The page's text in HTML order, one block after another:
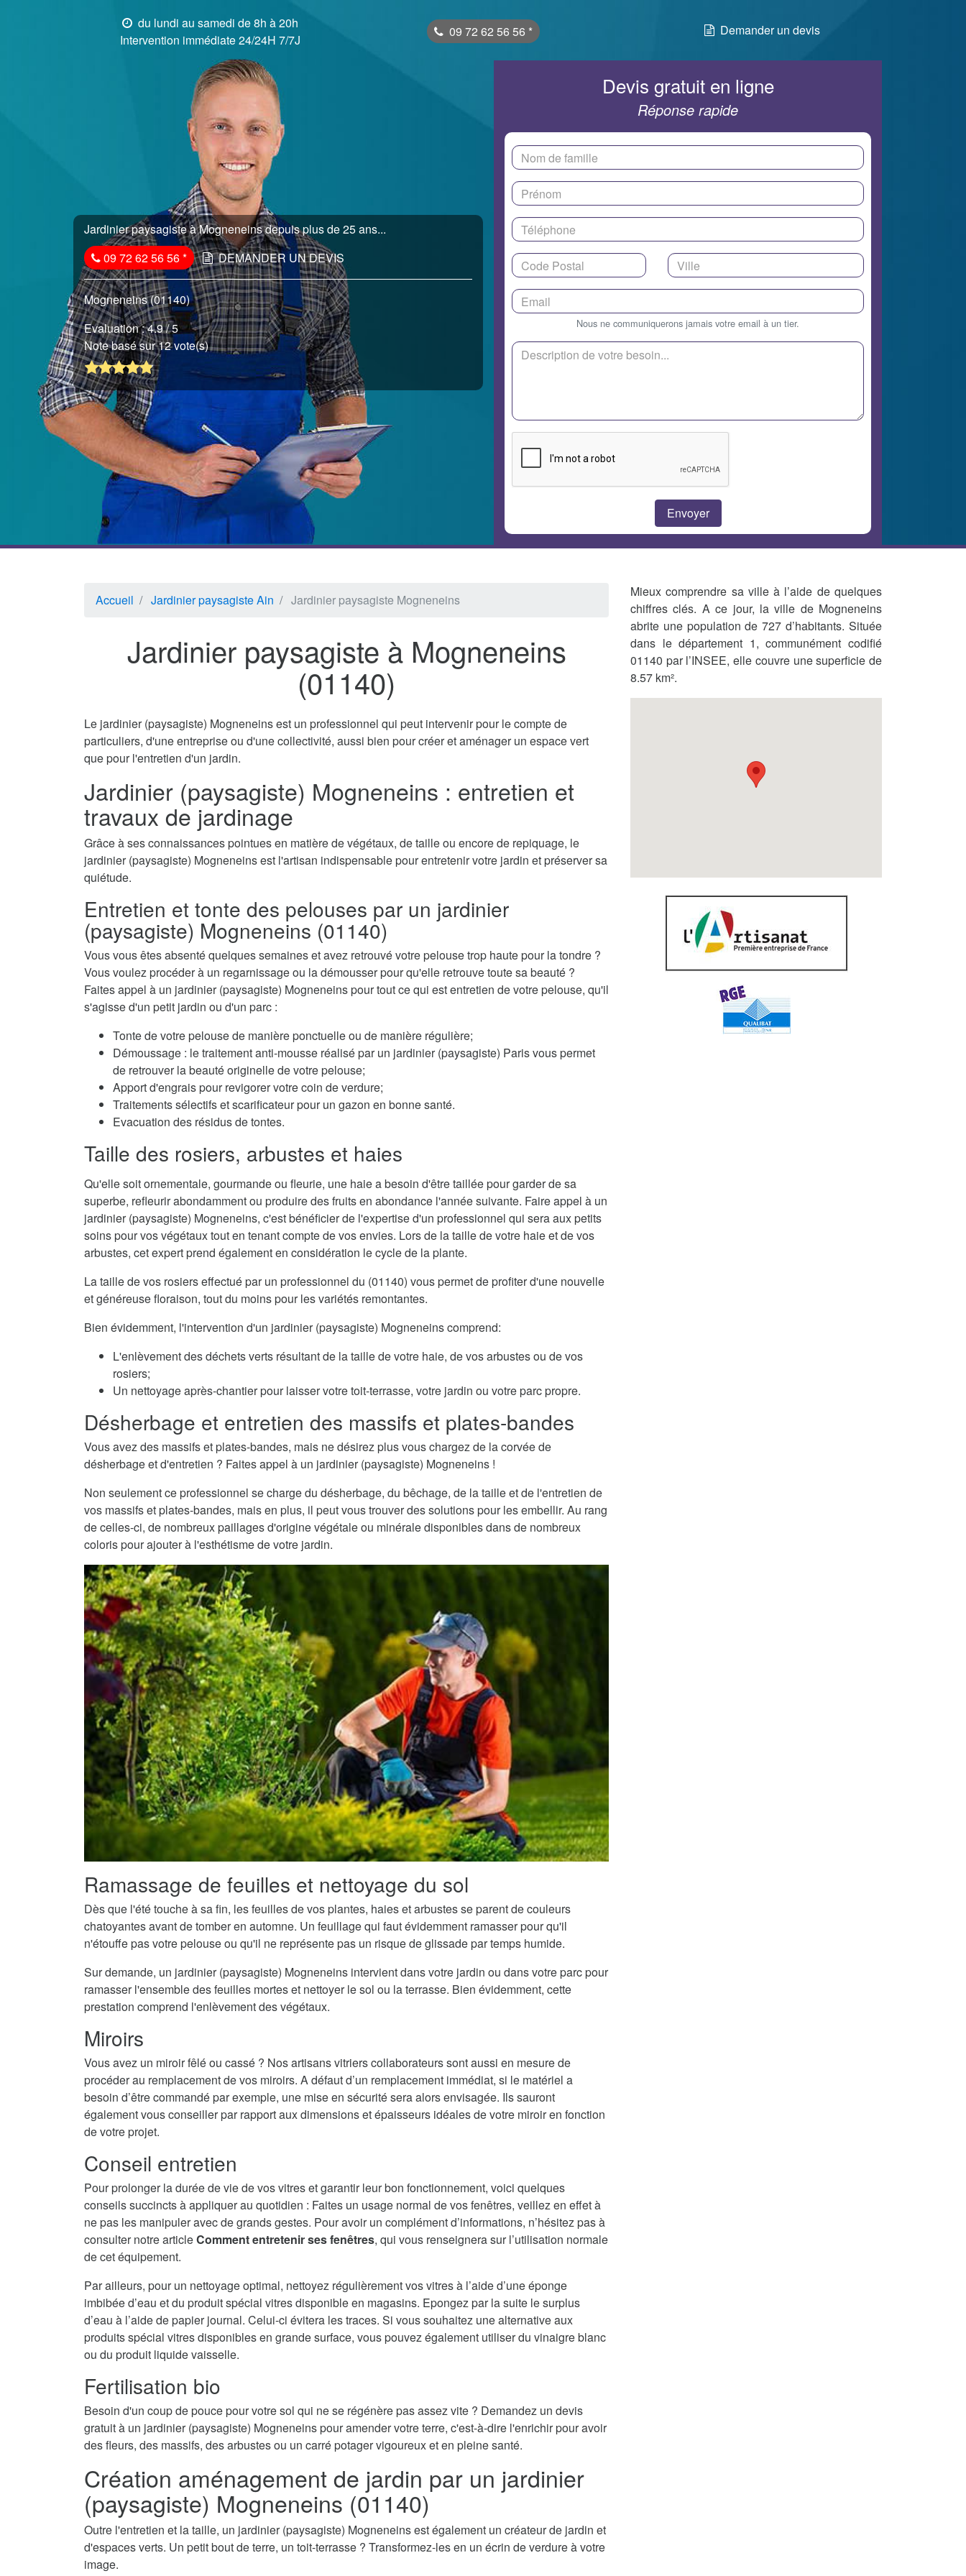
du lundi au samedi de 8h à 20h
Intervention immédiate 24/24H 7/7J
09 72 62 56 56 * Demander un devis
Jardinier paysagiste à Mogneneins depuis plus de 25 ans...
09 72 62 56 56* DEMANDER UN DEVIS
Mogneneins (01140)
Evaluation :4.9/ 5
Note basé sur 12 vote(s)
Devis gratuit en ligne
Réponse rapide
Nous ne communiquerons jamais votre email à un tier.
Accueil Jardinier paysagiste Ain Jardinier paysagiste Mogneneins
Jardinier paysagiste à Mogneneins
(01140)
Le jardinier (paysagiste) Mogneneins est un professionnel qui peut intervenir pour le compte de
particuliers, d'une entreprise ou d'une collectivité, aussi bien pour créer et aménager un espace vert
que pour l'entretien d'un jardin.
Jardinier (paysagiste) Mogneneins : entretien et
travaux de jardinage
Grâce à ses connaissances pointues en matière de végétaux, de taille ou encore de repiquage, le
jardinier (paysagiste) Mogneneins est l'artisan indispensable pour entretenir votre jardin et préserver sa
quiétude.
Entretien et tonte des pelouses par un jardinier
(paysagiste) Mogneneins (01140)
Vous vous êtes absenté quelques semaines et avez retrouvé votre pelouse trop haute pour la tondre ?
Vous voulez procéder à un regarnissage ou la démousser pour qu'elle retrouve toute sa beauté ?
Faites appel à un jardinier (paysagiste) Mogneneins pour tout ce qui est entretien de votre pelouse, qu'il
s'agisse d'un petit jardin ou d'un parc :
Tonte de votre pelouse de manière ponctuelle ou de manière régulière;
Démoussage : le traitement anti-mousse réalisé par un jardinier (paysagiste) Paris vous permet
de retrouver la beauté originelle de votre pelouse;
Apport d'engrais pour revigorer votre coin de verdure;
Traitements sélectifs et scarificateur pour un gazon en bonne santé.
Evacuation des résidus de tontes.
Taille des rosiers, arbustes et haies
Qu'elle soit ornementale, gourmande ou fleurie, une haie a besoin d'être taillée pour garder de sa
superbe, refleurir abondamment ou produire des fruits en abondance l'année suivante. Faire appel à un
jardinier (paysagiste) Mogneneins, c'est bénéficier de l'expertise d'un professionnel qui sera aux petits
soins pour vos végétaux tout en tenant compte de vos envies. Lors de la taille de votre haie et de vos
arbustes, cet expert prend également en considération le cycle de la plante.
La taille de vos rosiers effectué par un professionnel du (01140) vous permet de profiter d'une nouvelle
et généreuse floraison, tout du moins pour les variétés remontantes.
Bien évidemment, l'intervention d'un jardinier (paysagiste) Mogneneins comprend:
L'enlèvement des déchets verts résultant de la taille de votre haie, de vos arbustes ou de vos
rosiers;
Un nettoyage après-chantier pour laisser votre toit-terrasse, votre jardin ou votre parc propre.
Désherbage et entretien des massifs et plates-bandes
Vous avez des massifs et plates-bandes, mais ne désirez plus vous chargez de la corvée de
désherbage et d'entretien ? Faites appel à un jardinier (paysagiste) Mogneneins !
Non seulement ce professionnel se charge du désherbage, du bêchage, de la taille et de l'entretien de
vos massifs et plates-bandes, mais en plus, il peut vous trouver des solutions pour les embellir. Au rang
de celles-ci, de nombreux paillages d'origine végétale ou minérale disponibles dans de nombreux
coloris pour ajouter à l'esthétisme de votre jardin.
Ramassage de feuilles et nettoyage du sol
Dès que l'été touche à sa fin, les feuilles de vos plantes, haies et arbustes se parent de couleurs
chatoyantes avant de tomber en automne. Un feuillage qui faut évidemment ramasser pour qu'il
n'étouffe pas votre pelouse ou qu'il ne représente pas un risque de glissade par temps humide.
Sur demande, un jardinier (paysagiste) Mogneneins intervient dans votre jardin ou dans votre parc pour
ramasser l'ensemble des feuilles mortes et nettoyer le sol ou la terrasse. Bien évidemment, cette
prestation comprend l'enlèvement des végétaux.
Miroirs
Vous avez un miroir fêlé ou cassé ? Nos artisans vitriers collaborateurs sont aussi en mesure de
procéder au remplacement de vos miroirs. A défaut d’un remplacement immédiat, si le matériel a
besoin d’être commandé par exemple, une mise en sécurité sera alors envisagée. Ils sauront
également vous conseiller par rapport aux dimensions et épaisseurs idéales de votre miroir en fonction
de votre projet.
Conseil entretien
Pour prolonger la durée de vie de vos vitres et garantir leur bon fonctionnement, voici quelques
conseils succincts à appliquer au quotidien : Faites un usage normal de vos fenêtres, veillez en effet à
ne pas les manipuler avec de grands gestes. Pour avoir un complément d’informations, n’hésitez pas à
consulter notre articleComment entretenir ses fenêtres, qui vous renseignera sur l’utilisation normale
de cet équipement.
Par ailleurs, pour un nettoyage optimal, nettoyez régulièrement vos vitres à l’aide d’une éponge
imbibée d’eau et du produit spécial vitres disponible en magasins. Epongez par la suite le surplus
d’eau à l’aide de papier journal. Celui-ci évitera les traces. Si vous souhaitez une alternative aux
produits spécial vitres disponibles en grande surface, vous pouvez également utiliser du vinaigre blanc
ou du produit liquide vaisselle.
Fertilisation bio
Besoin d'un coup de pouce pour votre sol qui ne se régénère pas assez vite ? Demandez un devis
gratuit à un jardinier (paysagiste) Mogneneins pour amender votre terre, c'est-à-dire l'enrichir pour avoir
des fleurs, des massifs, des arbustes ou un carré potager vigoureux et en pleine santé.
Création aménagement de jardin par un jardinier
(paysagiste) Mogneneins (01140)
Outre l'entretien et la taille, un jardinier (paysagiste) Mogneneins est également un créateur de jardin et
d'espaces verts. Un petit bout de terre, un toit-terrasse ? Transformez-les en un écrin de verdure à votre
image.
Mieux comprendre sa ville à l’aide de quelques
chiffres clés. A ce jour, la ville de Mogneneins
abrite une population de 727 d’habitants. Située
dans le département 1, communément codifié
01140 par l’INSEE, elle couvre une superficie de
8.57 km².